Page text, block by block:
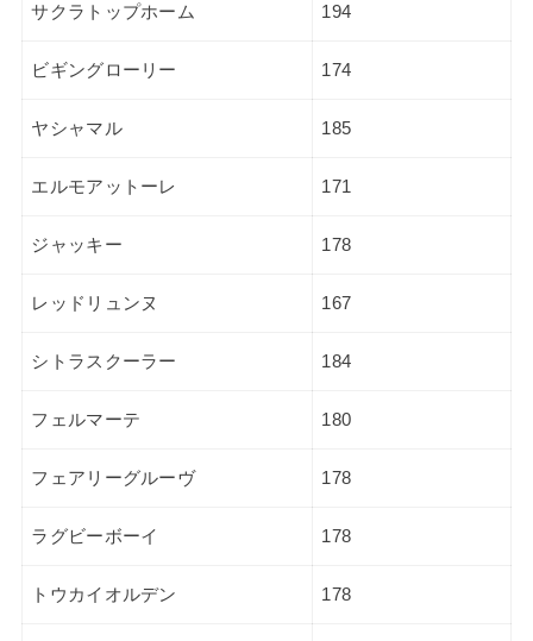
サクラトップホーム 194
ビギングローリー 174
ヤシャマル 185
エルモアットーレ 171
ジャッキー 178
レッドリュンヌ 167
シトラスクーラー 184
フェルマーテ 180
フェアリーグルーヴ 178
ラグビーボーイ 178
トウカイオルデン 178